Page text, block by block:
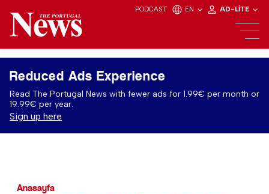
PODCAST EN AD-LITE
Reduced Ads Experience
Read The Portugal News with fewer ads for 1.99€ per month or
19.99€ per year.
Sign up here
Anasayfa